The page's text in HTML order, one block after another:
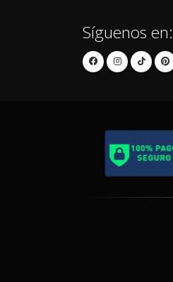
Síguenos en: